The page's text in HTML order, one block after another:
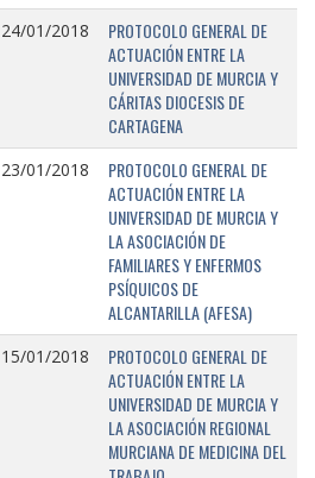
24/01/2018
PROTOCOLO GENERAL DE
ACTUACIÓN ENTRE LA
UNIVERSIDAD DE MURCIA Y
CÁRITAS DIOCESIS DE
CARTAGENA
23/01/2018
PROTOCOLO GENERAL DE
ACTUACIÓN ENTRE LA
UNIVERSIDAD DE MURCIA Y
LA ASOCIACIÓN DE
FAMILIARES Y ENFERMOS
PSÍQUICOS DE
ALCANTARILLA (AFESA)
15/01/2018
PROTOCOLO GENERAL DE
ACTUACIÓN ENTRE LA
UNIVERSIDAD DE MURCIA Y
LA ASOCIACIÓN REGIONAL
MURCIANA DE MEDICINA DEL